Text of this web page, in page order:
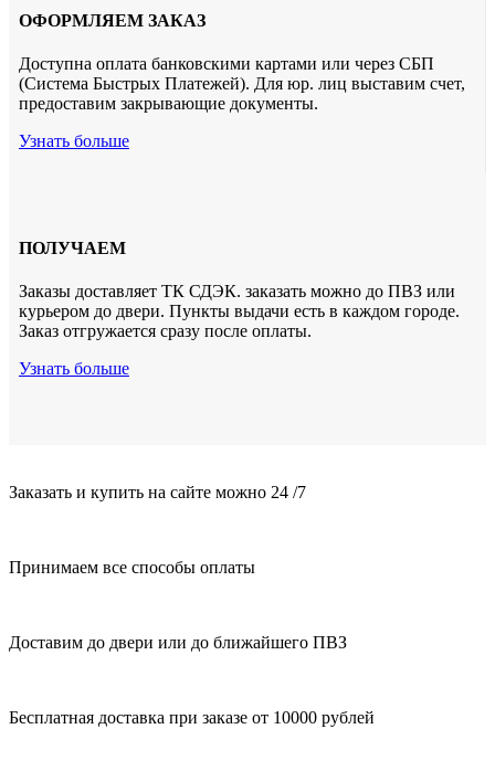
ОФОРМЛЯЕМ ЗАКАЗ
Доступна оплата банковскими картами или через СБП
(Система Быстрых Платежей). Для юр. лиц выставим счет,
предоставим закрывающие документы.
Узнать больше
ПОЛУЧАЕМ
Заказы доставляет ТК СДЭК. заказать можно до ПВЗ или
курьером до двери. Пункты выдачи есть в каждом городе.
Заказ отгружается сразу после оплаты.
Узнать больше
Заказать и купить на сайте можно 24 /7
Принимаем все способы оплаты
Доставим до двери или до ближайшего ПВЗ
Бесплатная доставка при заказе от 10000 рублей